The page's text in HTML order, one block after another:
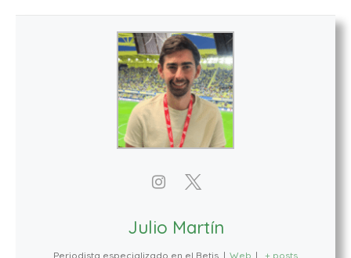
Julio Martín
Periodista especializado en el Betis | Web | + posts